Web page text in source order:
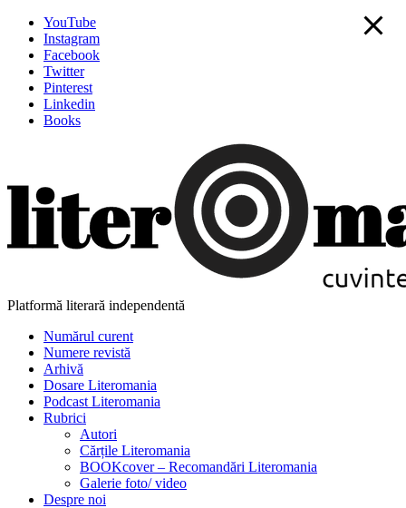
YouTube
Instagram
Facebook
Twitter
Pinterest
Linkedin
Books
Platformă literară independentă
Numărul curent
Numere revistă
Arhivă
Dosare Literomania
Podcast Literomania
Rubrici
Autori
Cărțile Literomania
BOOKcover – Recomandări Literomania
Galerie foto/ video
Despre noi